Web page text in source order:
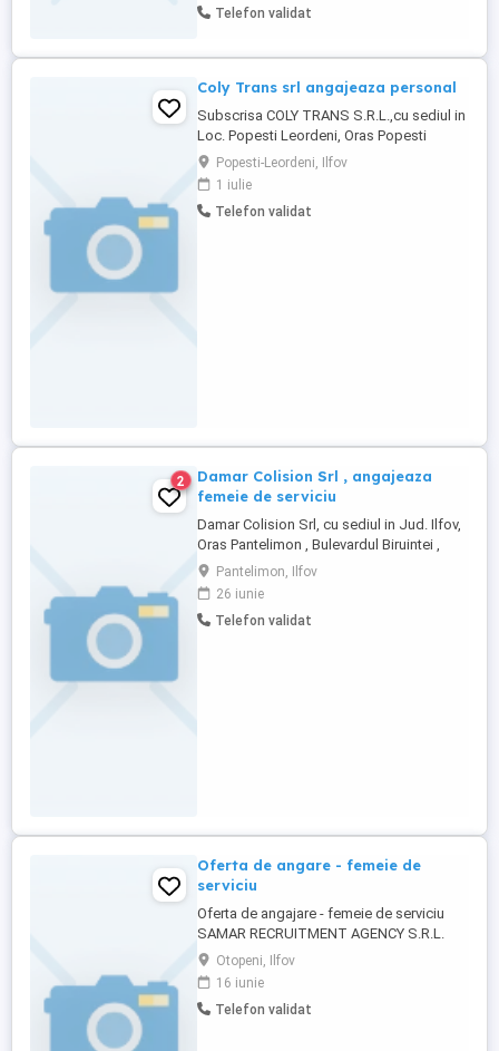
detalii si capacitatea de a mentine un
abilitatea de a lucra independent ...
Telefon validat
Coly Trans srl angajeaza personal
Subscrisa COLY TRANS S.R.L.,cu sediul in
Loc. Popesti Leordeni, Oras Popesti
Leordeni, Str. Miraslau, nr.4, etaj P, ap.1,
Jud Iflov, CUI Cod Fiscal: 17366295 ,
angajeaza: -1 post femeie de serviciu cod
cor 911201 Cv -urile se pot trimite la
Popesti-Leordeni, Ilfov
1 iulie
Telefon validat
2
Damar Colision Srl , angajeaza
femeie de serviciu
Damar Colision Srl, cu sediul in Jud. Ilfov,
Oras Pantelimon , Bulevardul Biruintei ,
Nr.89, angajeaza femeie de serviciu. Toate
detaliile le veti primi la interviu, in urma
selectie dvs.
Pantelimon, Ilfov
26 iunie
Telefon validat
Oferta de angare - femeie de
serviciu
Oferta de angajare - femeie de serviciu
SAMAR RECRUITMENT AGENCY S.R.L.
angajeaza pentru Jud.Galati Femei de
serviciu - COR 911201 CERINTE: Experienta
profesionala relevanta: - Aptitudine
calitati: 1. limba engleza 2. Cunostine:
Otopeni, Ilfov
16 iunie
Telefon validat